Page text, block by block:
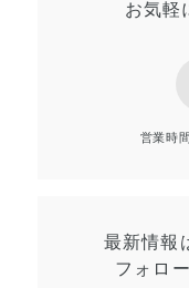
お気軽
営業時
最新情報
フォロ